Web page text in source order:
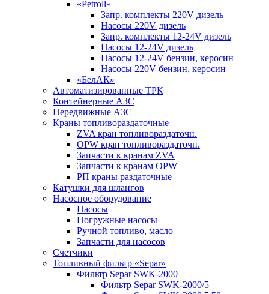
«Petroll»
Запр. комплекты 220V дизель
Насосы 220V дизель
Запр. комплекты 12-24V дизель
Насосы 12-24V дизель
Насосы 12-24V бензин, керосин
Насосы 220V бензин, керосин
«БелАК»
Автоматизированные ТРК
Контейнерные АЗС
Передвижные АЗС
Краны топливораздаточные
ZVA кран топливораздаточн.
OPW кран топливораздаточн.
Запчасти к кранам ZVA
Запчасти к кранам OPW
РП краны раздаточные
Катушки для шлангов
Насосное оборудование
Насосы
Погружные насосы
Ручной топливо, масло
Запчасти для насосов
Счетчики
Топливный фильтр «Separ»
Фильтр Separ SWK-2000
Фильтр Separ SWK-2000/5